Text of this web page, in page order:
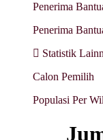
Penerima
Penerima
Statistik
Calon Pemilih
Populasi Per